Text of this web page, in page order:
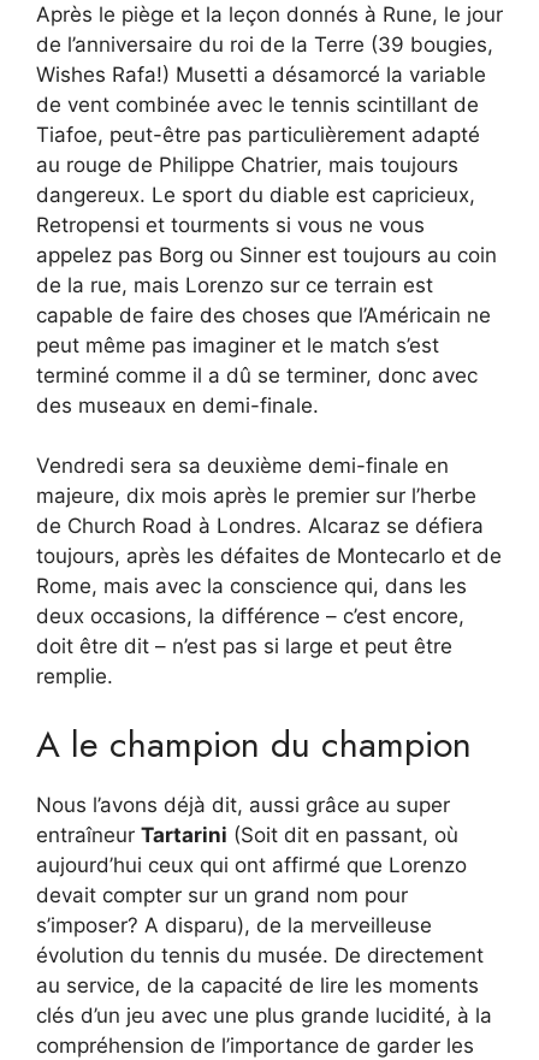
Après le piège et la leçon donnés à Rune, le jour
de l’anniversaire du roi de la Terre (39 bougies,
Wishes Rafa!) Musetti a désamorcé la variable
de vent combinée avec le tennis scintillant de
Tiafoe, peut-être pas particulièrement adapté
au rouge de Philippe Chatrier, mais toujours
dangereux. Le sport du diable est capricieux,
Retropensi et tourments si vous ne vous
appelez pas Borg ou Sinner est toujours au coin
de la rue, mais Lorenzo sur ce terrain est
capable de faire des choses que l’Américain ne
peut même pas imaginer et le match s’est
terminé comme il a dû se terminer, donc avec
des museaux en demi-finale.
Vendredi sera sa deuxième demi-finale en
majeure, dix mois après le premier sur l’herbe
de Church Road à Londres. Alcaraz se défiera
toujours, après les défaites de Montecarlo et de
Rome, mais avec la conscience qui, dans les
deux occasions, la différence – c’est encore,
doit être dit – n’est pas si large et peut être
remplie.
A le champion du champion
Nous l’avons déjà dit, aussi grâce au super
entraîneur Tartarini (Soit dit en passant, où
aujourd’hui ceux qui ont affirmé que Lorenzo
devait compter sur un grand nom pour
s’imposer? A disparu), de la merveilleuse
évolution du tennis du musée. De directement
au service, de la capacité de lire les moments
clés d’un jeu avec une plus grande lucidité, à la
compréhension de l’importance de garder les